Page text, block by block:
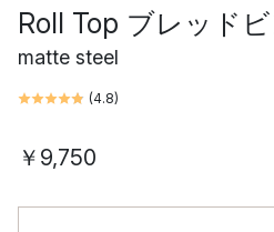
Roll Top ブレッド
matte steel
(4.8)
￥9,750